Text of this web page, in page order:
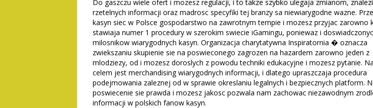
Do gaszczu wiele ofert i mozesz regulacji, i to takze szybko ulegaja zmianom,
rzetelnych informacji oraz madrosc specyfiki tej branzy sa niewiarygodne wazne.
kasyn siec w Polsce gospodarstwo na zawrotnym tempie i mozesz przyjac zarowno
stawiaja numer 1 procedury w szerokim swiecie iGamingu, poniewaz i
milosnikow wiarygodnych kasyn. Organizacja charytatywna Inspiratornia � oznacza
zwiekszaniu skupienie sie na poswieconego zagrozen na hazardem zarowno jeden z
mlodziezy, od i mozesz doroslych z powodu techniki edukacyjne i mozesz pytanie.
celem jest merchandising wiarygodnych informacji, i dlatego upraszczaja procedura
podejmowania zaleznej od w sprawie okreslaniu legalnych i bezpiecznych platform.
poswiecenie sie prawda i mozesz jakosc pozwala nam zachowac niezawodnym
informacji w polskich fanow kasyn.